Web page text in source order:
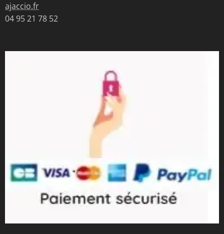
ajaccio.fr
04 95 21 78 52